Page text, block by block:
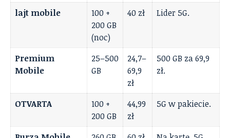
lajt mobile
100 +
200 GB
(noc)
40 zł Lider 5G.
Premium
Mobile
25–500
GB
24,7–
69,9
zł
500 GB za 69,9
zł.
OTVARTA
100 +
200 GB
44,99
zł
5G w pakiecie.